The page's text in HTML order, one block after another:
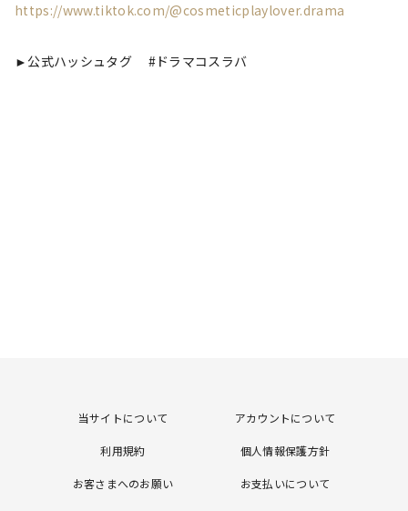
https://www.tiktok.com/@cosmeticplaylover.drama
►公式ハッシュタグ #ドラマコスラバ
当サイトについて アカウントについて
利用規約 個人情報保護方針
お客さまへのお願い お支払いについて